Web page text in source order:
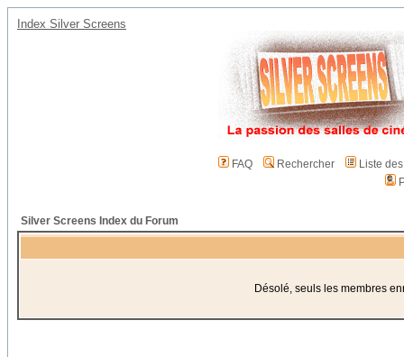
Index Silver Screens
FAQ Rechercher
Liste
Silver Screens Index du Forum
Désolé, seuls les membres